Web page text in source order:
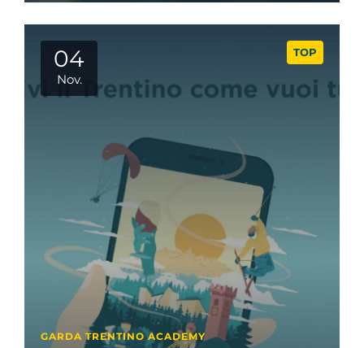
TOP
04
Nov.
GARDA TRENTINO ACADEMY